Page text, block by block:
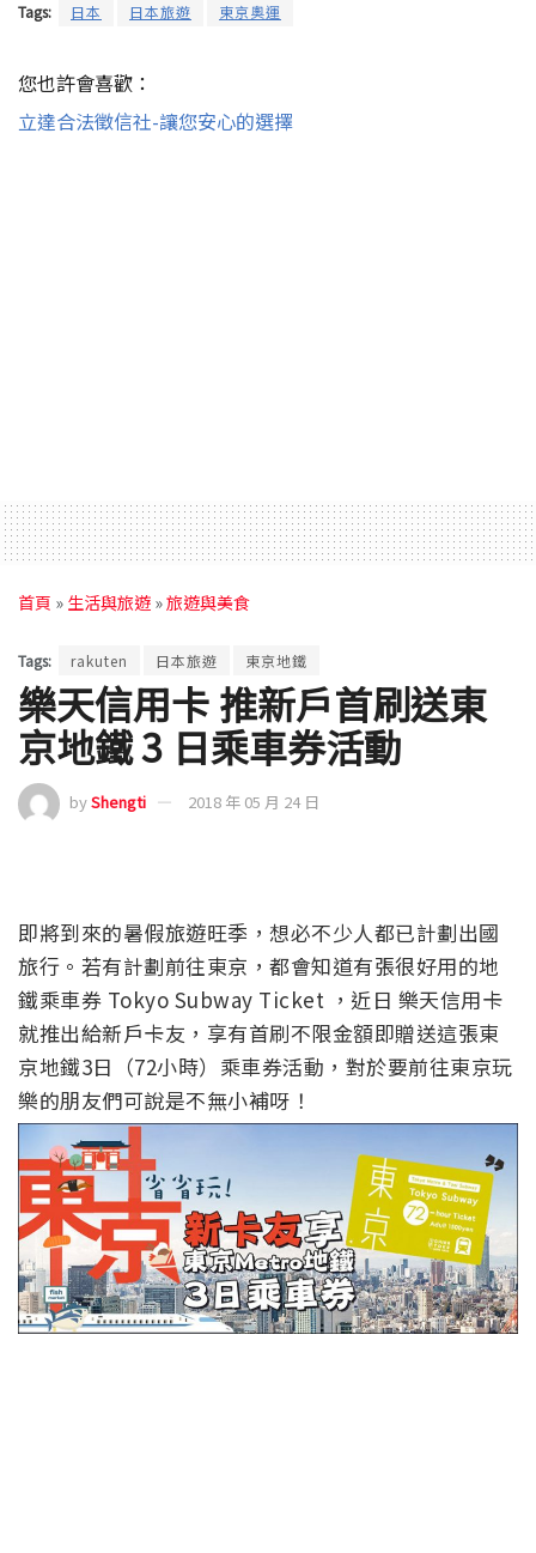
Tags: 日本 日本旅遊 東京奧運
您也許會喜歡：
立達合法徵信社-讓您安心的選擇
首頁 » 生活與旅遊 »旅遊與美食
Tags: rakuten 日本旅遊 東京地鐵
樂天信用卡 推新戶首刷送東
京地鐵 3 日乘車券活動
byShengti 2018 年 05 月 24 日
即將到來的暑假旅遊旺季，想必不少人都已計劃出國
旅行。若有計劃前往東京，都會知道有張很好用的地
鐵乘車券 Tokyo Subway Ticket ，近日 樂天信用卡
就推出給新戶卡友，享有首刷不限金額即贈送這張東
京地鐵3日（72小時）乘車券活動，對於要前往東京玩
樂的朋友們可說是不無小補呀！